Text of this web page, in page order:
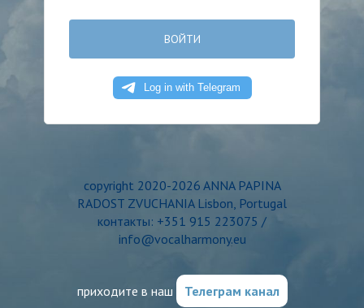
ВОЙТИ
copyright 2020-2026 ANNA PAPINA
RADOST ZVUCHANIA Lisbon, Portugal
контакты: +351 915 223075 /
info@vocalharmony.eu
приходите в наш Телеграм канал